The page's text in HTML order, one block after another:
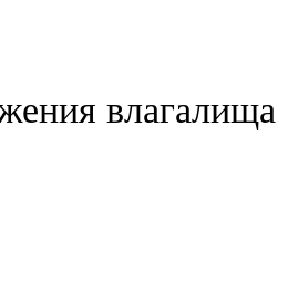
влагалища